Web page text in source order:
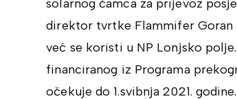
solarnog čamca za prijevoz
direktor tvrtke Flammifer Goran
već se koristi u NP Lonjsko
financiranog iz Programa
očekuje do 1.svibnja 2021.